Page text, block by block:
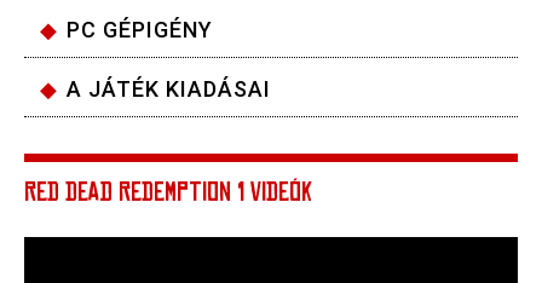
PC GÉPIGÉNY
A JÁTÉK KIADÁSAI
RED DEAD REDEMPTION 1 VIDEÓK